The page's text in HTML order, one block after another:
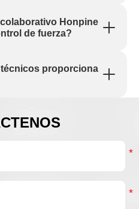
Honpine
de fuerza?
proporciona